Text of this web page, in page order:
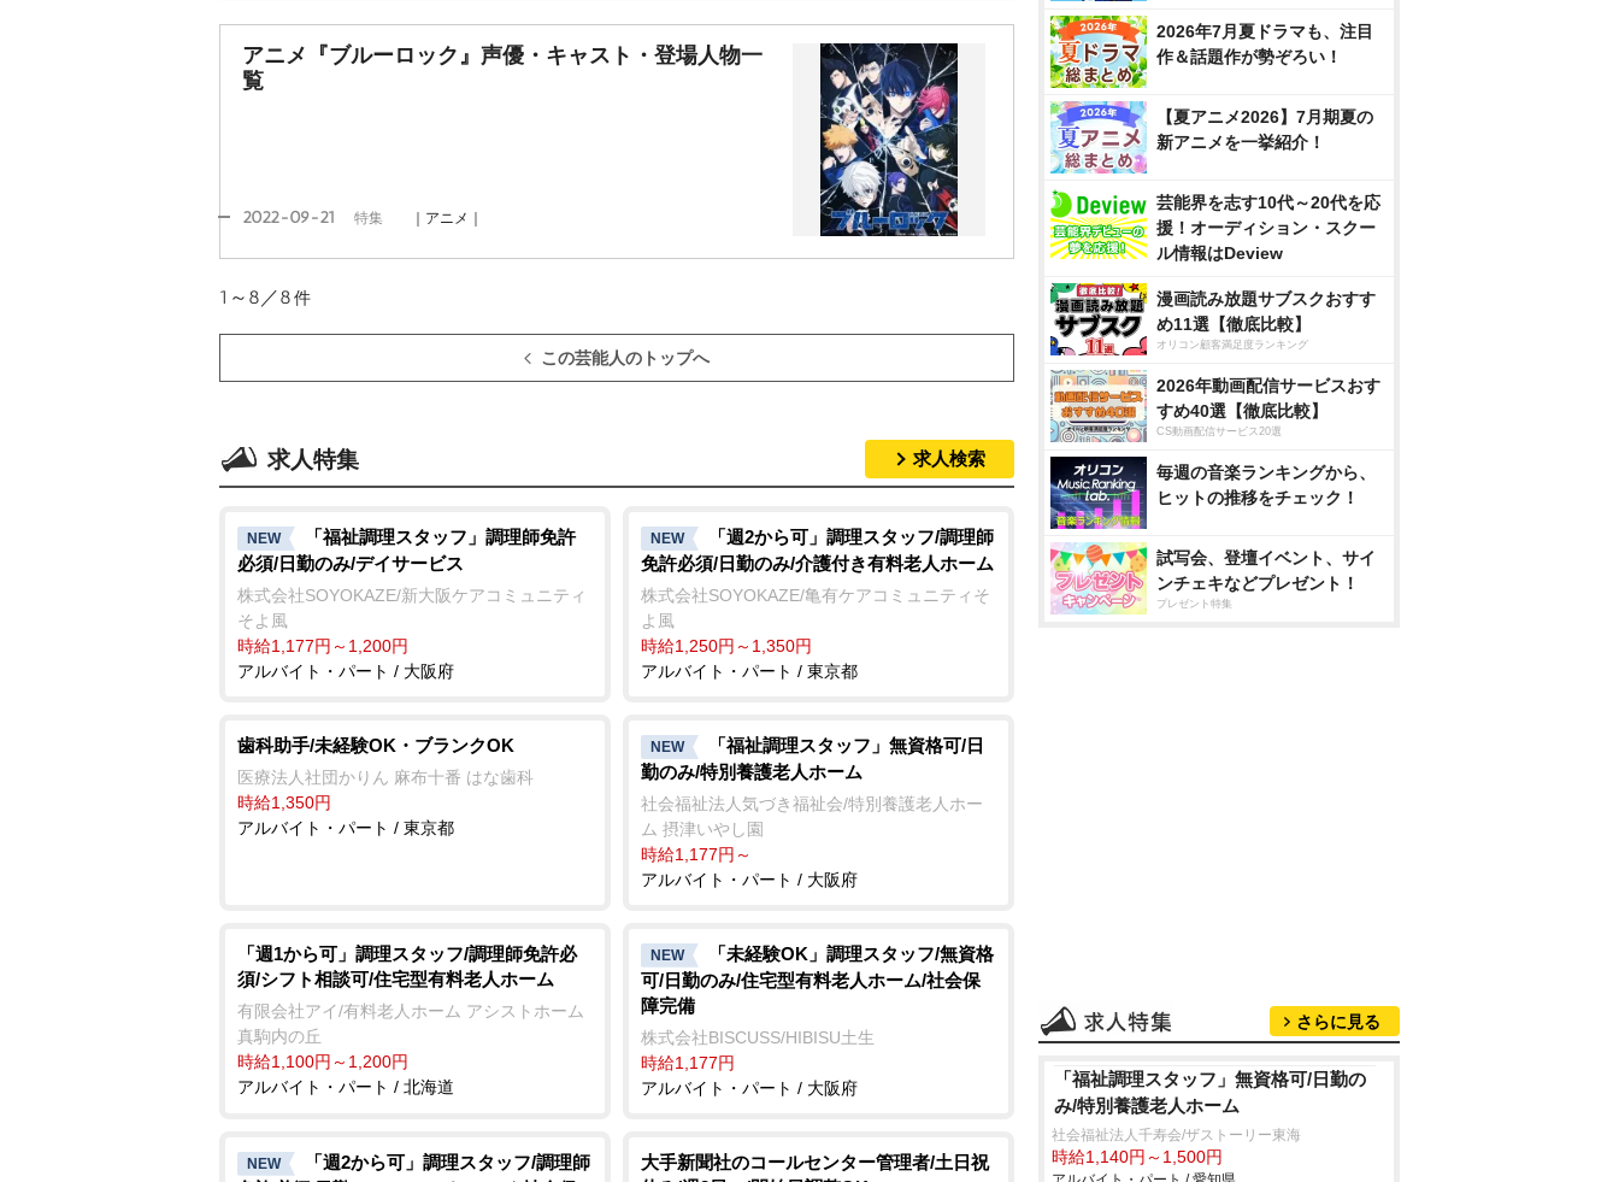
アニメ『ブルーロック』声優・キャスト・登場人物一
覧
2022-09-21 特集 ｜アニメ｜
1～8／8件
この芸能人のトップへ
求人特集 求人検索
NEW
「福祉調理スタッフ」調理師免許
必須/日勤のみ/デイサービス
株式会社SOYOKAZE/新大阪ケアコミュニティ
そよ風
時給1,177円～1,200円
アルバイト・パート / 大阪府
NEW
「週2から可」調理スタッフ/調理師
免許必須/日勤のみ/介護付き有料老人ホーム
株式会社SOYOKAZE/亀有ケアコミュニティそ
よ風
時給1,250円～1,350円
アルバイト・パート / 東京都
歯科助手/未経験OK・ブランクOK
医療法人社団かりん 麻布十番 はな歯科
時給1,350円
アルバイト・パート / 東京都
NEW
「福祉調理スタッフ」無資格可/日
勤のみ/特別養護老人ホーム
社会福祉法人気づき福祉会/特別養護老人ホー
ム 摂津いやし園
時給1,177円～
アルバイト・パート / 大阪府
「週1から可」調理スタッフ/調理師免許必
須/シフト相談可/住宅型有料老人ホーム
有限会社アイ/有料老人ホーム アシストホーム
真駒内の丘
時給1,100円～1,200円
アルバイト・パート / 北海道
NEW
「未経験OK」調理スタッフ/無資格
可/日勤のみ/住宅型有料老人ホーム/社会保
障完備
株式会社BISCUSS/HIBISU土生
時給1,177円
アルバイト・パート / 大阪府
NEW
「週2から可」調理スタッフ/調理師
大手新聞社のコールセンター管理者/土日祝
2026年7月夏ドラマも、注目
作＆話題作が勢ぞろい！
【夏アニメ2026】7月期夏の
新アニメを一挙紹介！
芸能界を志す10代～20代を応
援！オーディション・スクー
ル情報はDeview
漫画読み放題サブスクおすす
め11選【徹底比較】
オリコン顧客満足度ランキング
2026年動画配信サービスおす
すめ40選【徹底比較】
CS動画配信サービス20選
毎週の音楽ランキングから、
ヒットの推移をチェック！
試写会、登壇イベント、サイ
ンチェキなどプレゼント！
プレゼント特集
さらに見る
「福祉調理スタッフ」無資格可/日勤の
み/特別養護老人ホーム
社会福祉法人千寿会/ザストーリー東海
時給1,140円～1,500円